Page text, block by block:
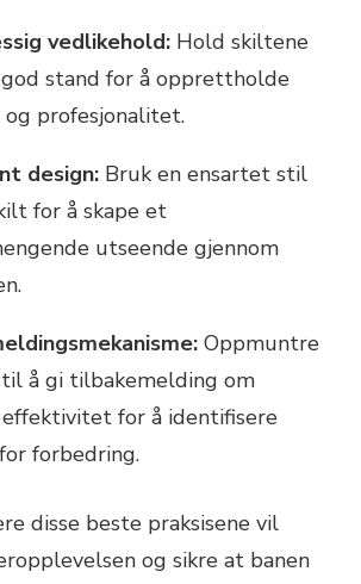
vedlikehold: Hold skiltene
stand for å opprettholde
profesjonalitet.
design: Bruk en ensartet stil
for å skape et
utseende gjennom
Oppmuntre
å gi tilbakemelding om
for å identifisere
forbedring.
disse beste praksisene vil
og sikre at banen